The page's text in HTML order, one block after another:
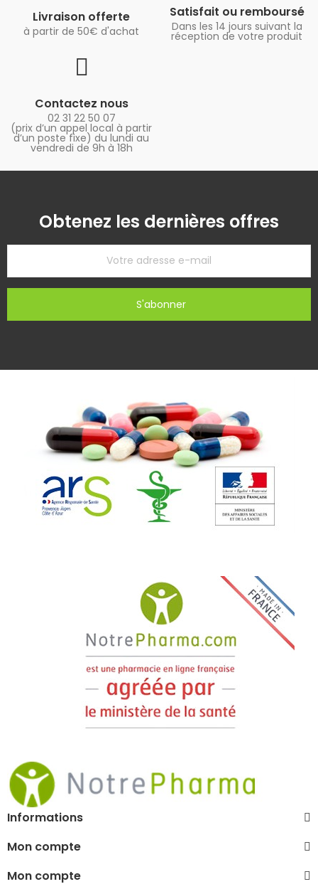
Livraison offerte
à partir de 50€ d'achat
Satisfait ou remboursé
Dans les 14 jours suivant la
réception de votre produit
Contactez nous
02 31 22 50 07
(prix d’un appel local à partir
d’un poste fixe) du lundi au
vendredi de 9h à 18h
Obtenez les dernières offres
S'abonner
Informations
Mon compte
Mon compte